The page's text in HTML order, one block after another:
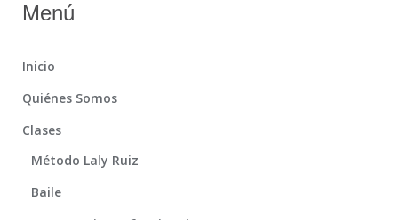
Menú
Inicio
Quiénes Somos
Clases
Método Laly Ruiz
Baile